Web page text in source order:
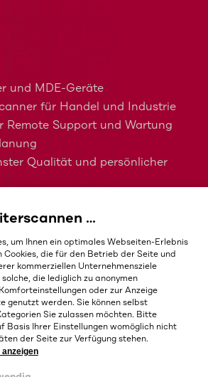
und MDE-Geräte
für Handel und Industrie
Remote Support und Wartung
Qualität und persönlicher
Intralogistik
– Welche ist die Richtige?
…
um Ihnen ein optimales Webseiten-Erlebnis
Cookies, die für den Betrieb der Seite und
kommerziellen Unternehmensziele
die lediglich zu anonymen
oder zur Anzeige
genutzt werden. Sie können selbst
Sie zulassen möchten. Bitte
Basis Ihrer Einstellungen womöglich nicht
der Seite zur Verfügung stehen.